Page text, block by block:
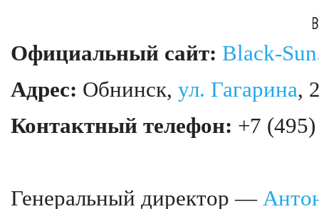
Официальный сайт: Black-
Адрес: Обнинск, ул. Гагарина,
Контактный телефон: +7
Генеральный директор —